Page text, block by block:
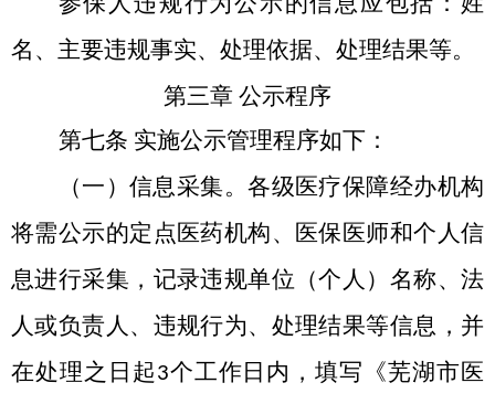
名、主要违规事实、处理依据、处理结果等。
第三章 公示程序
第七条 实施公示管理程序如下：
（一）信息采集。各级医疗保障经办机构
将需公示的定点医药机构、医保医师和个人信
息进行采集，记录违规单位（个人）名称、法
人或负责人、违规行为、处理结果等信息，并
在处理之日起3个工作日内，填写《芜湖市医